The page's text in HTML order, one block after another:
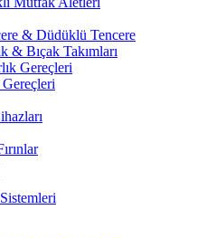
& Düdüklü Tencere
& Bıçak Takımları
Gereçleri